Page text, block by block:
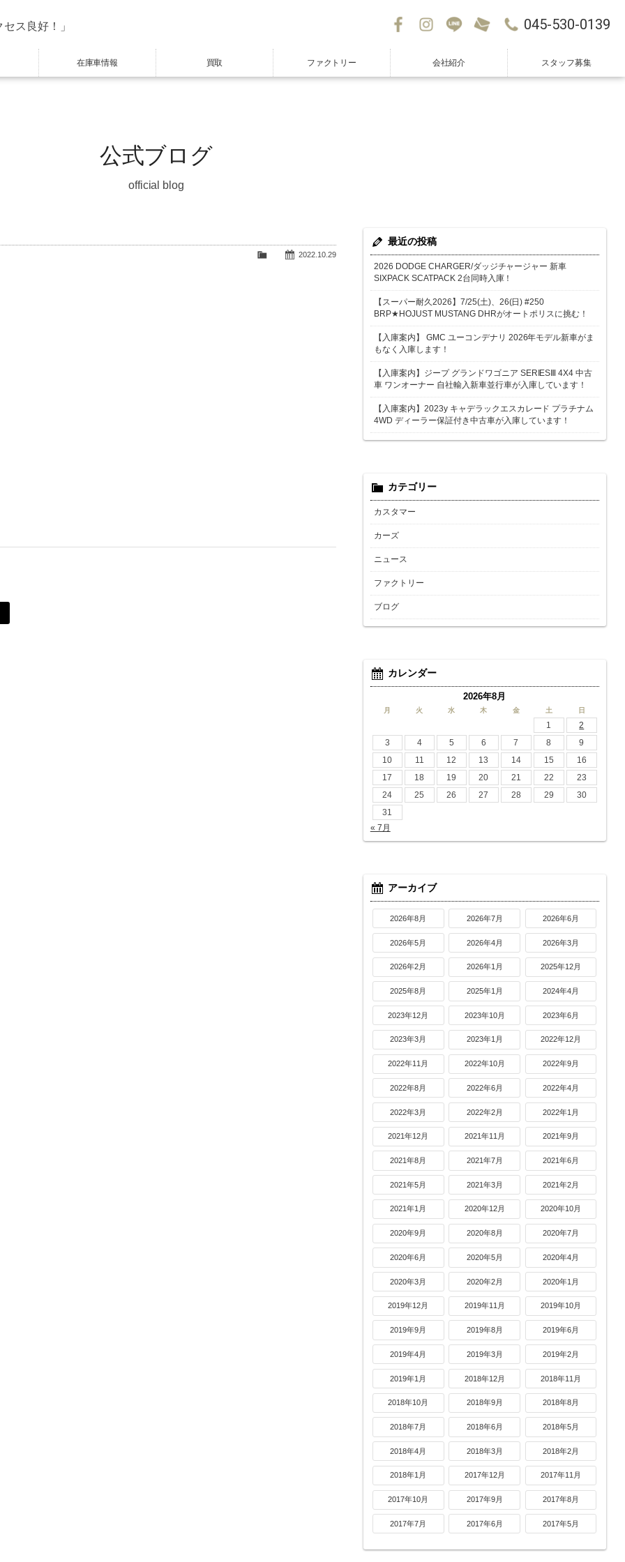
ス良好！」 045-530-0139
在庫車情報 買取 ファクトリー 会社紹介 スタッフ募集
公式ブログ
official blog
2022.10.29
最近の投稿
2026 DODGE CHARGER/ダッジチャージャー 新車
SIXPACK SCATPACK 2台同時入庫！
【スーパー耐久2026】7/25(土)、26(日) #250
BRP★HOJUST MUSTANG DHRがオートポリスに挑む！
【入庫案内】 GMC ユーコンデナリ 2026年モデル新車がま
もなく入庫します！
【入庫案内】ジープ グランドワゴニア SERIESⅢ 4X4 中古
車 ワンオーナー 自社輸入新車並行車が入庫しています！
【入庫案内】2023y キャデラックエスカレード プラチナム
4WD ディーラー保証付き中古車が入庫しています！
カテゴリー
カスタマー
カーズ
ニュース
ファクトリー
ブログ
カレンダー
2026年8月
月 火 水 木 金 土 日
1
2
3
4 5 6 7 8
9
10
11 12 13 14 15
16
17
18 19 20 21 22
23
24
25 26 27 28 29
30
31
« 7月
アーカイブ
2026年8月 2026年7月 2026年6月
2026年5月 2026年4月 2026年3月
2026年2月 2026年1月 2025年12月
2025年8月 2025年1月 2024年4月
2023年12月 2023年10月 2023年6月
2023年3月 2023年1月 2022年12月
2022年11月 2022年10月 2022年9月
2022年8月 2022年6月 2022年4月
2022年3月 2022年2月 2022年1月
2021年12月 2021年11月 2021年9月
2021年8月 2021年7月 2021年6月
2021年5月 2021年3月 2021年2月
2021年1月 2020年12月 2020年10月
2020年9月 2020年8月 2020年7月
2020年6月 2020年5月 2020年4月
2020年3月 2020年2月 2020年1月
2019年12月 2019年11月 2019年10月
2019年9月 2019年8月 2019年6月
2019年4月 2019年3月 2019年2月
2019年1月 2018年12月 2018年11月
2018年10月 2018年9月 2018年8月
2018年7月 2018年6月 2018年5月
2018年4月 2018年3月 2018年2月
2018年1月 2017年12月 2017年11月
2017年10月 2017年9月 2017年8月
2017年7月 2017年6月 2017年5月